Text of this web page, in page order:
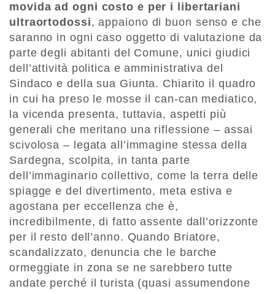
movida ad ogni costo e per i libertariani
ultraortodossi, appaiono di buon senso e che
saranno in ogni caso oggetto di valutazione da
parte degli abitanti del Comune, unici giudici
dell’attività politica e amministrativa del
Sindaco e della sua Giunta. Chiarito il quadro
in cui ha preso le mosse il can-can mediatico,
la vicenda presenta, tuttavia, aspetti più
generali che meritano una riflessione – assai
scivolosa – legata all’immagine stessa della
Sardegna, scolpita, in tanta parte
dell’immaginario collettivo, come la terra delle
spiagge e del divertimento, meta estiva e
agostana per eccellenza che è,
incredibilmente, di fatto assente dall’orizzonte
per il resto dell’anno. Quando Briatore,
scandalizzato, denuncia che le barche
ormeggiate in zona se ne sarebbero tutte
andate perché il turista (quasi assumendone